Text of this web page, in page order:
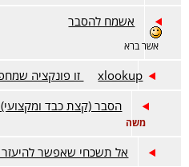
אשמח להסבר
אשר ברא
xlookup זו פונקציה שמחפשת בטבלה
הסבר (קצת כבד
משה
אל תשכחי שאפשר להיעזר